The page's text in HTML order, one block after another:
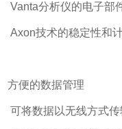
Vanta分析仪的电子部
Axon技术的稳定性和
方便的数据管理
可将数据以无线方式